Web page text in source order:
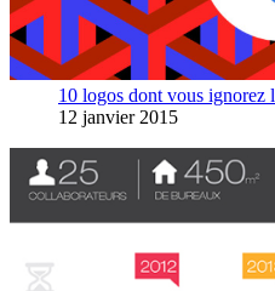
10 logos dont vous ignorez
12 janvier 2015